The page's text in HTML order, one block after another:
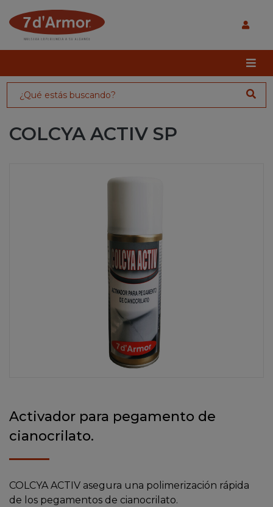
COLCYA ACTIV SP
Activador para pegamento de
cianocrilato.
COLCYA ACTIV asegura una polimerización rápida
de los pegamentos de cianocrilato.